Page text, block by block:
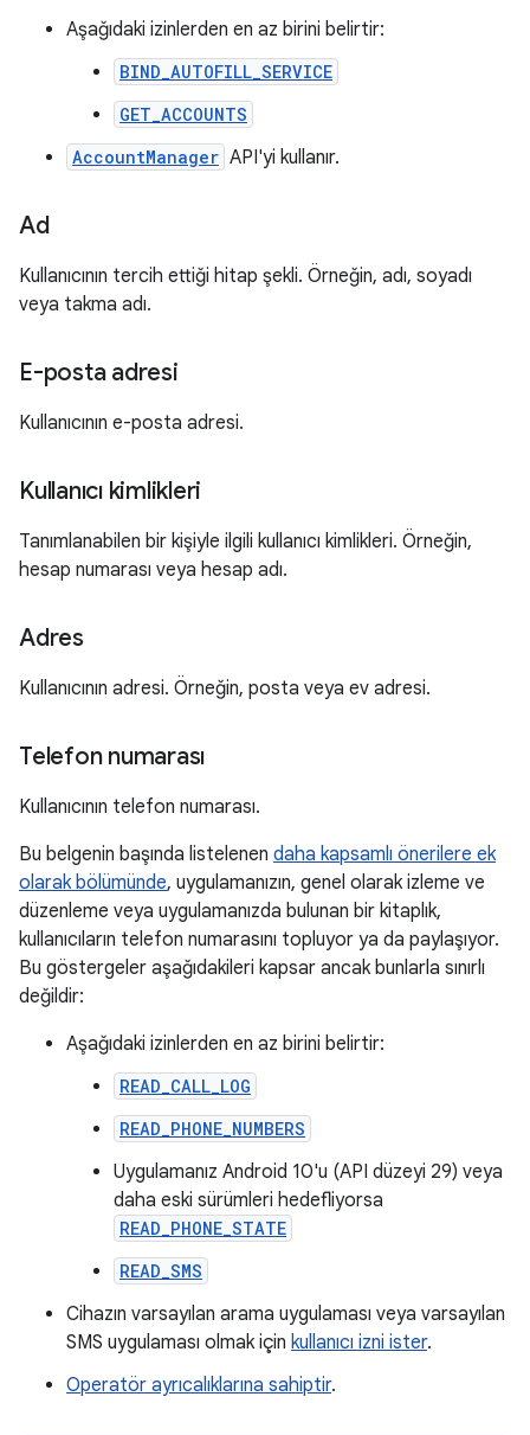
Aşağıdaki izinlerden en az birini belirtir:
BIND_AUTOFILL_SERVICE
GET_ACCOUNTS
AccountManager API'yi kullanır.
Ad
Kullanıcının tercih ettiği hitap şekli. Örneğin, adı, soyadı
veya takma adı.
E-posta adresi
Kullanıcının e-posta adresi.
Kullanıcı kimlikleri
Tanımlanabilen bir kişiyle ilgili kullanıcı kimlikleri. Örneğin,
hesap numarası veya hesap adı.
Adres
Kullanıcının adresi. Örneğin, posta veya ev adresi.
Telefon numarası
Kullanıcının telefon numarası.
Bu belgenin başında listelenen daha kapsamlı önerilere ek
olarak bölümünde, uygulamanızın, genel olarak izleme ve
düzenleme veya uygulamanızda bulunan bir kitaplık,
kullanıcıların telefon numarasını topluyor ya da paylaşıyor.
Bu göstergeler aşağıdakileri kapsar ancak bunlarla sınırlı
değildir:
Aşağıdaki izinlerden en az birini belirtir:
READ_CALL_LOG
READ_PHONE_NUMBERS
Uygulamanız Android 10'u (API düzeyi 29) veya
daha eski sürümleri hedefliyorsa
READ_PHONE_STATE
READ_SMS
Cihazın varsayılan arama uygulaması veya varsayılan
SMS uygulaması olmak için kullanıcı izni ister.
Operatör ayrıcalıklarına sahiptir.